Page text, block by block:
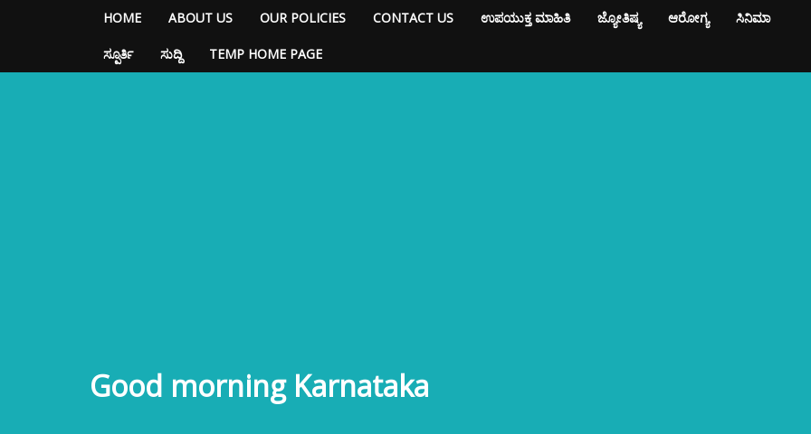
HOME ABOUT US OUR POLICIES CONTACT US ಉಪಯುಕ್ತ ಮಾಹಿತಿ ಜ್ಯೋತಿಷ್ಯ ಆರೋಗ್ಯ ಸಿನಿಮಾ
ಸ್ಪೂರ್ತಿ ಸುದ್ದಿ TEMP HOME PAGE
Good morning Karnataka